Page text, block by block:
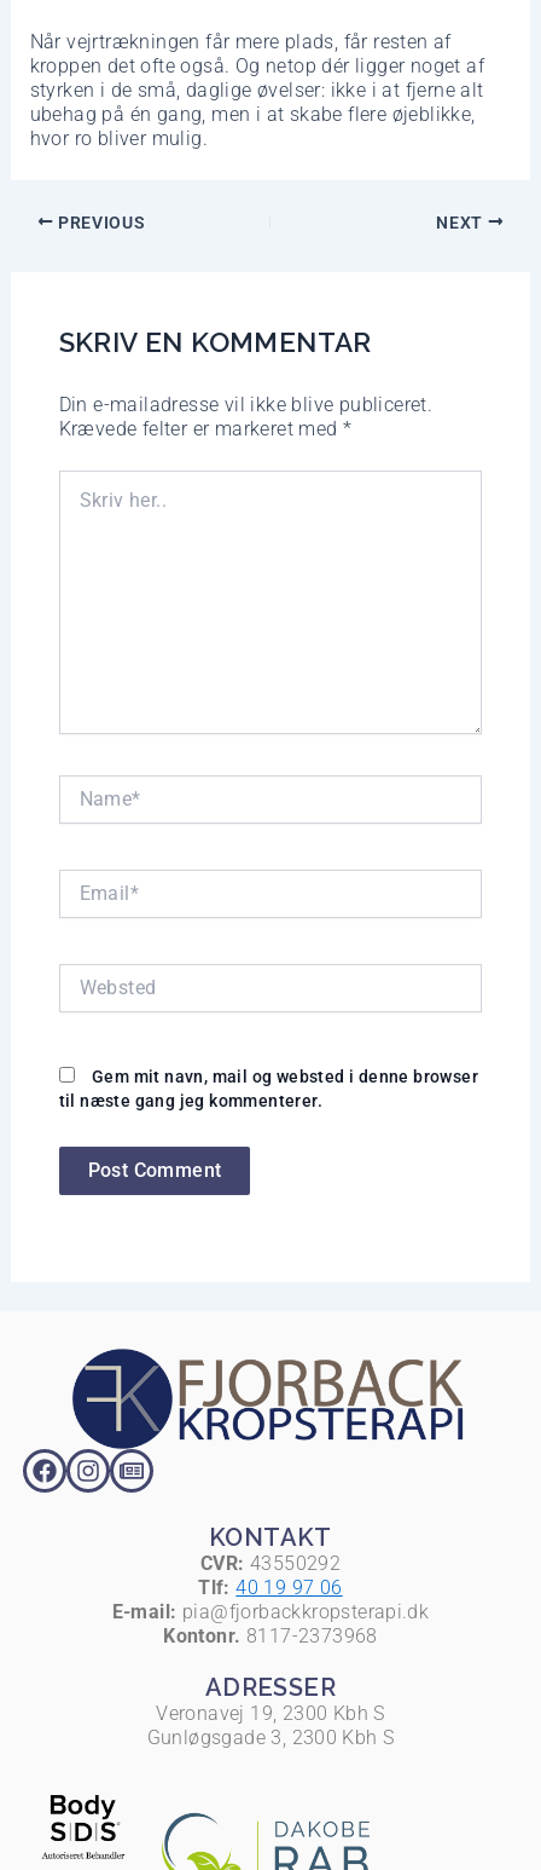
Når vejrtrækningen får mere plads, får resten af
kroppen det ofte også. Og netop dér ligger noget af
styrken i de små, daglige øvelser: ikke i at fjerne alt
ubehag på én gang, men i at skabe flere øjeblikke,
hvor ro bliver mulig.
PREVIOUS NEXT
SKRIV EN KOMMENTAR
Din e-mailadresse vil ikke blive publiceret.
Krævede felter er markeret med*
her..
Gem mit navn, mail og websted i denne browser
til næste gang jeg kommenterer.
KONTAKT
CVR: 43550292
Tlf: 40 19 97 06
E-mail: pia@fjorbackkropsterapi.dk
Kontonr. 8117-2373968
ADRESSER
Veronavej 19, 2300 Kbh S
Gunløgsgade 3, 2300 Kbh S